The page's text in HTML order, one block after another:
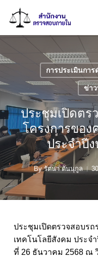
การประเมินกา
ข่า
ประชุมเปิดตร
โครงการขอ
ประจำปี
By รัตนา ตันนุกูล
ประชุมเปิดตรวจสอบร
เทคโนโลยีสังคม ประจ
ที่ 26 ธันวาคม 2568 ณ